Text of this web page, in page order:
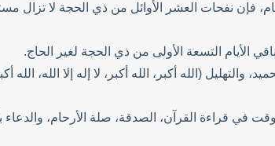
فإن نفحات العشر الأوائل من ذي الحجة لا تزال
الأيام التسعة الأولى من ذي الحجة لغير الحاج.
والتهليل (الله أكبر، الله أكبر، لا إله إلا الله، الله
في قراءة القرآن، الصدقة، صلة الأرحام، والدعاء